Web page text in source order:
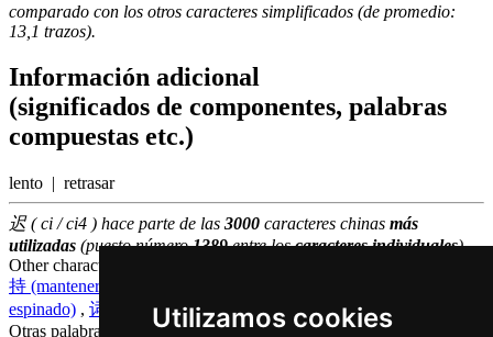
Utilizamos cookies
comparado con los otros caracteres simplificados (de promedio:
13,1 trazos).
Información adicional
(significados de componentes, palabras
compuestas etc.)
lento | retrasar
迟 ( ci / ci4 ) hace parte de las 3000 caracteres chinas más
utilizadas (puesto número1389entre loscaracteres individuales)
Other characters that are pronounced
持 (mantener)
espinado) , 词 (palabra), 辞 (despedirse) , 匙 (clave), 治 (gestionar)
Otras palabras que también significantarde en chino